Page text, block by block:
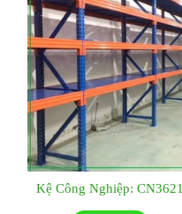
Kệ Công Nghiệp: CN3621